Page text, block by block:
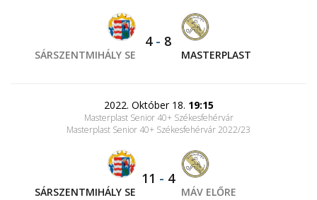
SÁRSZENTMIHÁLY SE
4- 8
MASTERPLAST
2022. Október 18. 19:15
Masterplast Senior 40+ Székesfehérvár
Masterplast Senior 40+ Székesfehérvár 2022/23
SÁRSZENTMIHÁLY SE
11 - 4
MÁV ELŐRE